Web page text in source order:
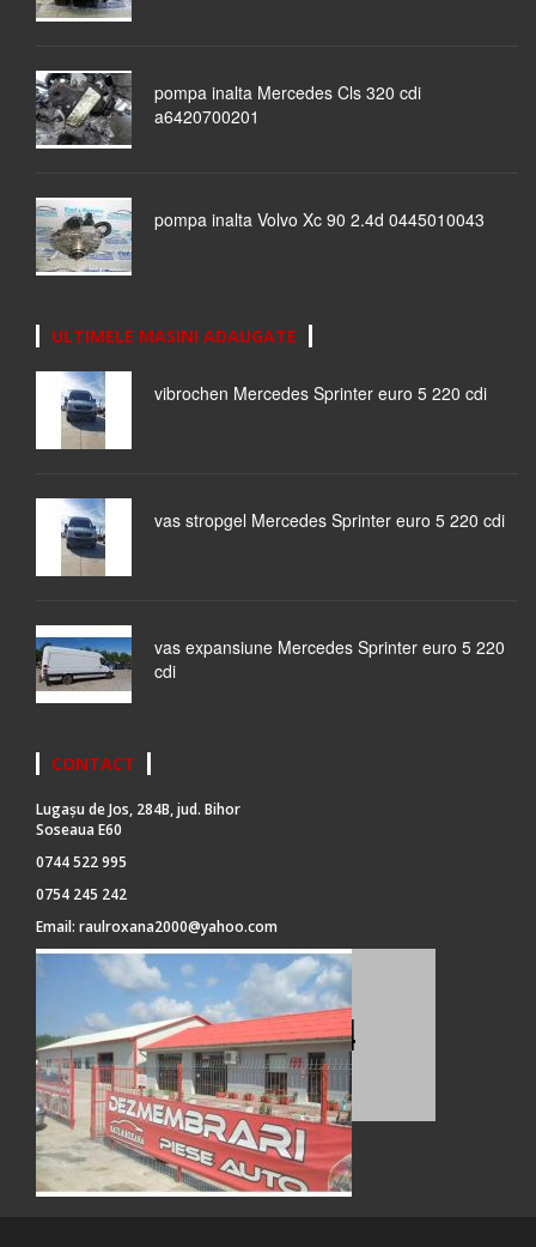
pompa inalta Mercedes Cls 320 cdi
a6420700201
pompa inalta Volvo Xc 90 2.4d 0445010043
ULTIMELE MASINI ADAUGATE
vibrochen Mercedes Sprinter euro 5 220 cdi
vas stropgel Mercedes Sprinter euro 5 220 cdi
vas expansiune Mercedes Sprinter euro 5 220
cdi
CONTACT
Lugașu de Jos, 284B, jud. Bihor
Soseaua E60
0744 522 995
0754 245 242
Email: raulroxana2000@yahoo.com